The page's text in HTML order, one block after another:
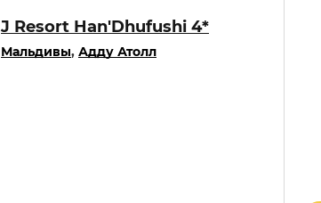
J Resort Han'Dhufushi 4*
Мальдивы, Адду Атолл